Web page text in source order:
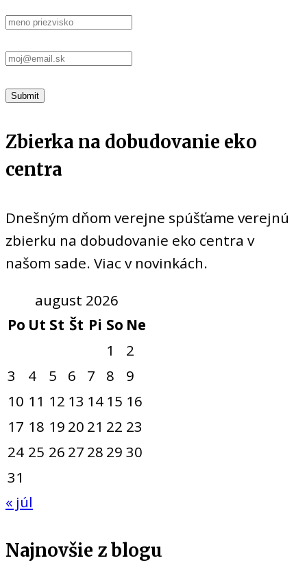
Zbierka na dobudovanie eko
centra
Dnešným dňom verejne spúšťame verejnú
zbierku na dobudovanie eko centra v
našom sade. Viac v novinkách.
august 2026
Po Ut St Št Pi So Ne
1
2
3
4 5 6 7 8
9
10 11 12 13 14 15 16
17 18 19 20 21 22 23
24 25 26 27 28 29 30
31
« júl
Najnovšie z blogu